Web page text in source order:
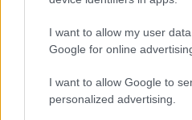
I want to allow my user
Google for online
I want to allow Google to
personalized advertising.